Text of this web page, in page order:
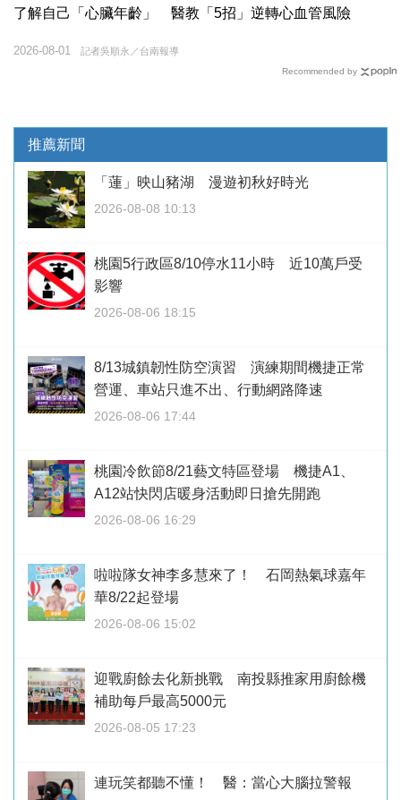
了解自己「心臟年齡」 醫教「5招」逆轉心血管風險
記者吳順永／台南報導
2026-08-01
Recommended by
推薦新聞
「蓮」映山豬湖 漫遊初秋好時光
2026-08-08 10:13
桃園5行政區8/10停水11小時 近10萬戶受
影響
2026-08-06 18:15
8/13城鎮韌性防空演習 演練期間機捷正常
營運、車站只進不出、行動網路降速
2026-08-06 17:44
桃園冷飲節8/21藝文特區登場 機捷A1、
A12站快閃店暖身活動即日搶先開跑
2026-08-06 16:29
啦啦隊女神李多慧來了！ 石岡熱氣球嘉年
華8/22起登場
2026-08-06 15:02
迎戰廚餘去化新挑戰 南投縣推家用廚餘機
補助每戶最高5000元
2026-08-05 17:23
連玩笑都聽不懂！ 醫：當心大腦拉警報